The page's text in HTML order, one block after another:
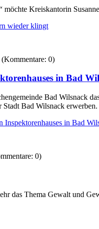
Kreiskantorin
wieder klingt
0)
in Bad
Bad Wilsnack
Bad Wilsnack erwerben.
Inspektorenhauses in Bad
0)
das Thema Gewalt und